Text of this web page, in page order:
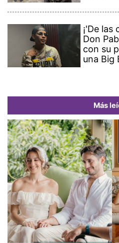
¡'De las
Don
con su
una Big
Más